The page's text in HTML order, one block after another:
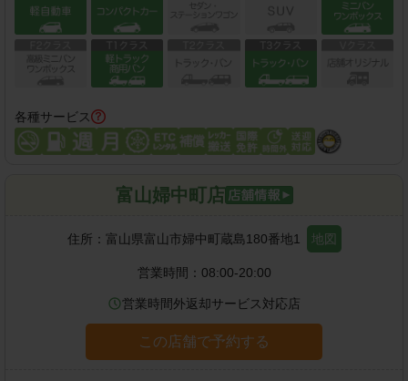
各種サービス
富山婦中町店
住所： 富山県富山市婦中町蔵島180番地1 地図
営業時間： 08:00-20:00
営業時間外返却サービス対応店
この店舗で予約する